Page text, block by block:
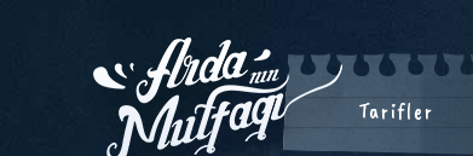
Tarifler